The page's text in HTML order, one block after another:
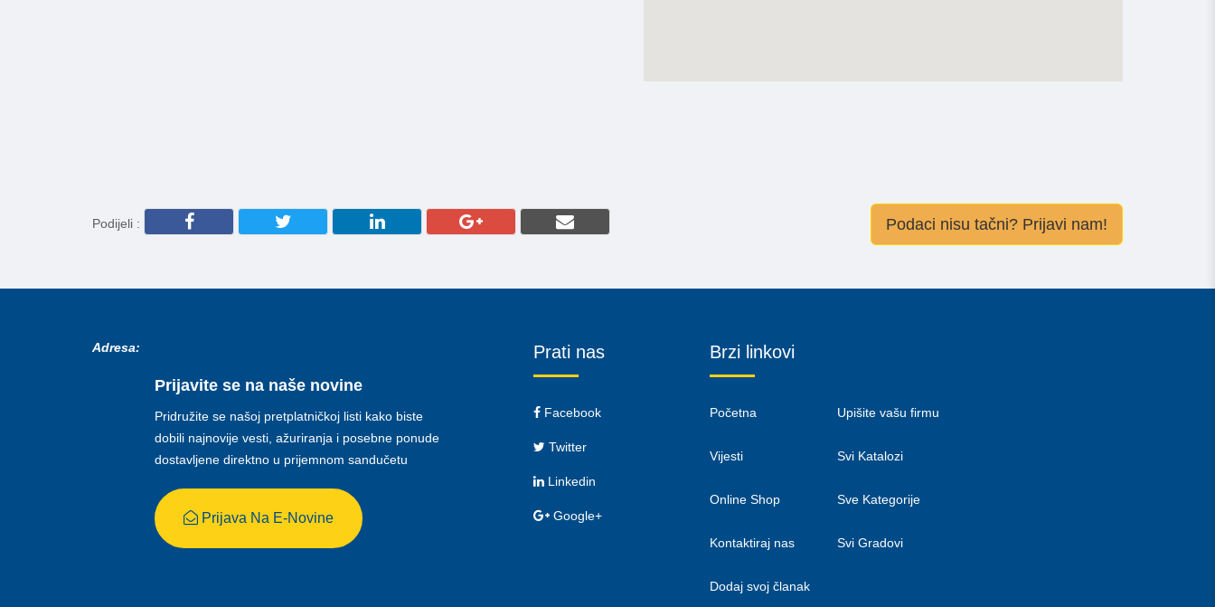
Podijeli : Podaci nisu tačni? Prijavi nam!
Adresa:
Prijavite se na naše novine
Pridružite se našoj pretplatničkoj listi kako biste
dobili najnovije vesti, ažuriranja i posebne ponude
dostavljene direktno u prijemnom sandučetu
Prijava Na E-Novine
Prati nas
Facebook
Twitter
Linkedin
Google+
Brzi linkovi
Početna
Vijesti
Online Shop
Kontaktiraj nas
Dodaj svoj članak
Upišite vašu firmu
Svi Katalozi
Sve Kategorije
Svi Gradovi